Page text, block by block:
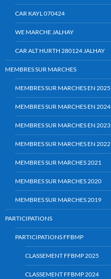
CAR KAYL 070424
WE MARCHE JALHAY
CAR ALT HURTH 280124 JALHAY
MEMBRES SUR MARCHES
MEMBRES SUR MARCHES EN 2025
MEMBRES SUR MARCHES EN 2024
MEMBRES SUR MARCHES EN 2023
MEMBRES SUR MARCHES EN 2022
MEMBRES SUR MARCHES 2021
MEMBRES SUR MARCHES 2020
MEMBRES SUR MARCHES 2019
PARTICIPATIONS
PARTICIPATIONS FFBMP
CLASSEMENT FFBMP 2025
CLASSEMENT FFBMP 2024